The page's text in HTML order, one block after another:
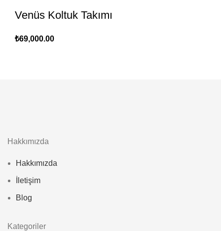
Venüs Koltuk Takımı
₺69,000.00
Hakkımızda
Hakkımızda
İletişim
Blog
Kategoriler